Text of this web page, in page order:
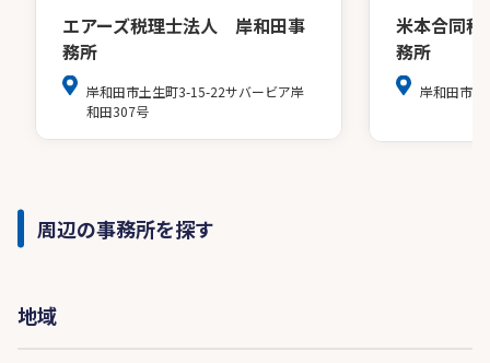
エアーズ税理士法人 岸和田事
務所
岸和田市土生町3-15-22サバービア岸
和田307号
米本合同
務所
岸和田市
周辺の事務所を探す
地域